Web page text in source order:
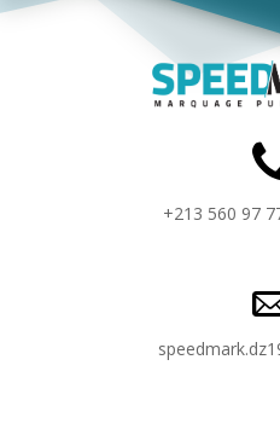
+213 560 97